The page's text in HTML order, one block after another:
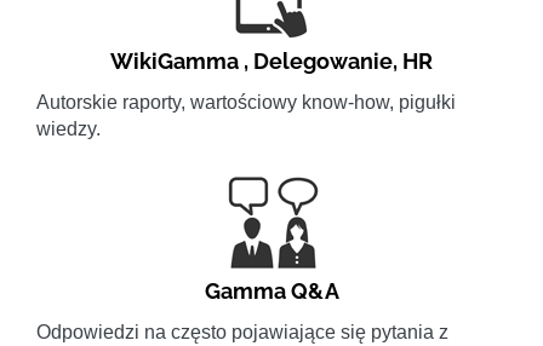
WikiGamma , Delegowanie, HR
Autorskie raporty, wartościowy know-how, pigułki
wiedzy.
Gamma Q&A
Odpowiedzi na często pojawiające się pytania z